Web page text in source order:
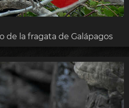
de la fragata de Galápagos